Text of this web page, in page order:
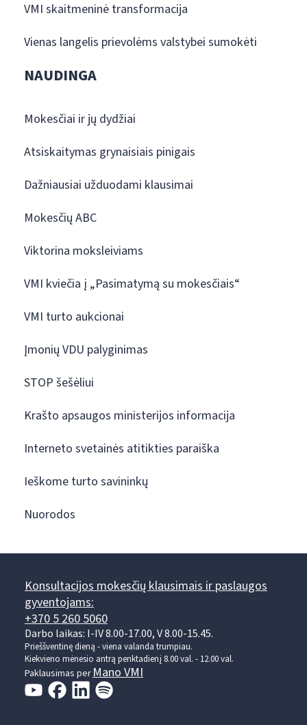
VMI skaitmeninė transformacija
Vienas langelis prievolėms valstybei sumokėti
NAUDINGA
Mokesčiai ir jų dydžiai
Atsiskaitymas grynaisiais pinigais
Dažniausiai užduodami klausimai
Mokesčių ABC
Viktorina moksleiviams
VMI kviečia į „Pasimatymą su mokesčiais“
VMI turto aukcionai
Įmonių VDU palyginimas
STOP šešėliui
Krašto apsaugos ministerijos informacija
Interneto svetainės atitikties paraiška
Ieškome turto savininkų
Nuorodos
Konsultacijos mokesčių klausimais ir paslaugos
gyventojams:
+370 5 260 5060
Darbo laikas: I-IV 8.00-17.00, V 8.00-15.45.
Prieššventinę dieną - viena valanda trumpiau.
Kiekvieno mėnesio antrą penktadienį 8.00 val. - 12.00 val.
Paklausimas perMano VMI